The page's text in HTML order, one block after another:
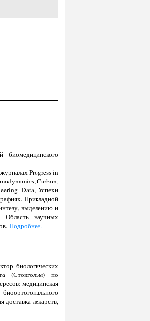
биомедицинского
Progress in
Carbon,
Data, Успехи
Прикладной
выделению и
Область научных
Подробнее.
биологических
(Стокгольм) по
медицинская
доставка лекарств,